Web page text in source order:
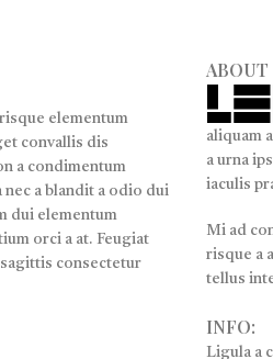
elementum
convallis dis
a condimentum
a blandit a odio dui
dui elementum
orci a at. Feugiat
consectetur
ABOUT
aliquam
a urna
iaculis
Mi ad
risque a
tellus
INFO:
Ligula a